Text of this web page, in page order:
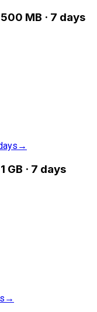
MB · 7 days
→
GB · 7 days
→